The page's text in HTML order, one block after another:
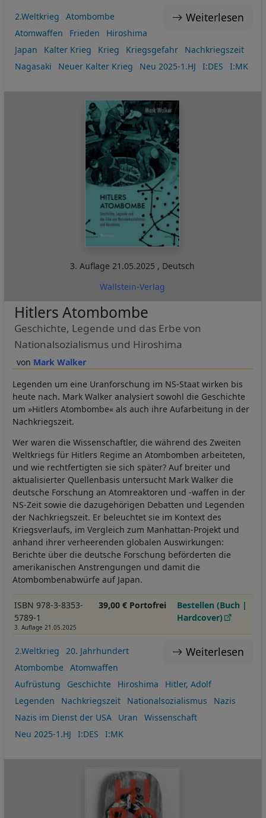
Weiterlesen
2.Weltkrieg
Atombombe
Atomwaffen
Frieden
Hiroshima
Japan
Kalter Krieg Krieg Kriegsgefahr
Nachkriegszeit
Nagasaki
Neuer Kalter Krieg Neu 2025-1.HJ I:DES I:MK
3. Auflage 21.05.2025 , Deutsch
Wallstein-Verlag
Mark Walker
Hitlers Atombombe
Geschichte, Legende und das Erbe von
Nationalsozialismus und Hiroshima
Legenden um eine Uranforschung im NS-Staat wirken bis
heute nach. Mark Walker analysiert sowohl die Geschichte
um »Hitlers Atombombe« als auch ihre Aufarbeitung in der
Nachkriegszeit.
Wer waren die Wissenschaftler, die während des Zweiten
Weltkriegs für Hitlers Regime an Atombomben arbeiteten,
und wie rechtfertigten sie sich später? Auf breiter und
aktualisierter Quellenbasis untersucht Mark Walker die
deutsche Forschung an Atomreaktoren und -waffen in der
NS-Zeit sowie die dazugehörigen Debatten und Legenden
der Nachkriegszeit. Er beleuchtet sie im Kontext des
Kriegsverlaufs, im Vergleich zum Manhattan-Projekt und
anhand ihrer verheerenden globalen Auswirkungen:
Berichte über die deutsche Forschung beförderten die
amerikanischen Anstrengungen und damit die
Atombombenabwürfe auf Japan.
ISBN 978-3-8353-
5789-1
3. Auflage 21.05.2025
39,00 € Portofrei
Bestellen (Buch |
Hardcover)
Weiterlesen
2.Weltkrieg
20. Jahrhundert
Atombombe
Atomwaffen
Aufrüstung
Geschichte Hiroshima
Hitler, Adolf
Legenden
Nachkriegszeit Nationalsozialismus
Nazis
Nazis im Dienst der USA
Uran
Wissenschaft
Neu 2025-1.HJ
I:DES I:MK